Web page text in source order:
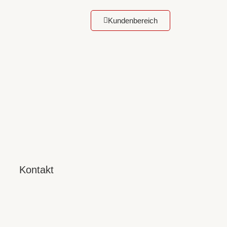
Kundenbereich
Kontakt